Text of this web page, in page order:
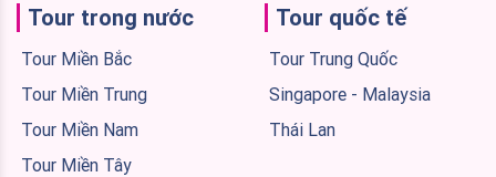
Tour trong nước
Tour Miền Bắc
Tour Miền Trung
Tour Miền Nam
Tour Miền Tây
Tour quốc tế
Tour Trung Quốc
Singapore - Malaysia
Thái Lan